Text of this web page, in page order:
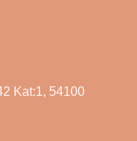
Kat:1, 54100